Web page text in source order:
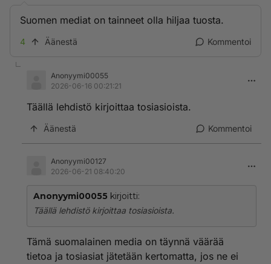
Suomen mediat on tainneet olla hiljaa tuosta.
4 Äänestä Kommentoi
Anonyymi00055
2026-06-16 00:21:21
Täällä lehdistö kirjoittaa tosiasioista.
Äänestä Kommentoi
Anonyymi00127
2026-06-21 08:40:20
Anonyymi00055 kirjoitti:
Täällä lehdistö kirjoittaa tosiasioista.
Tämä suomalainen media on täynnä väärää
tietoa ja tosiasiat jätetään kertomatta, jos ne ei